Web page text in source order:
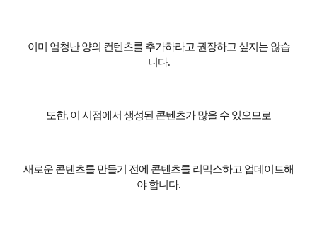
이미 엄청난 양의 컨텐츠를 추가하라고 권장하고 싶지는 않습
니다.
또한, 이 시점에서 생성된 콘텐츠가 많을 수 있으므로
새로운 콘텐츠를 만들기 전에 콘텐츠를 리믹스하고 업데이트해
야 합니다.